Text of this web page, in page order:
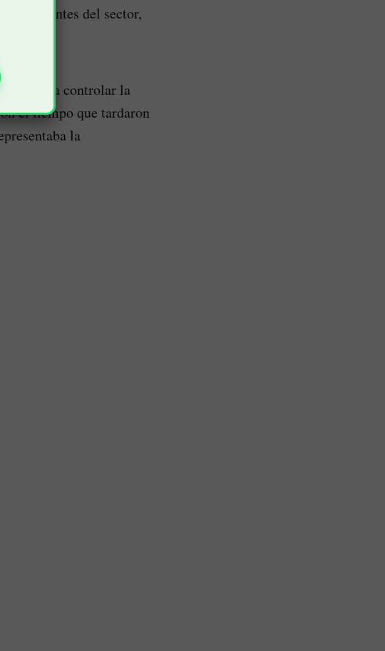
habitantes del sector,
para controlar la
el tiempo que tardaron
la